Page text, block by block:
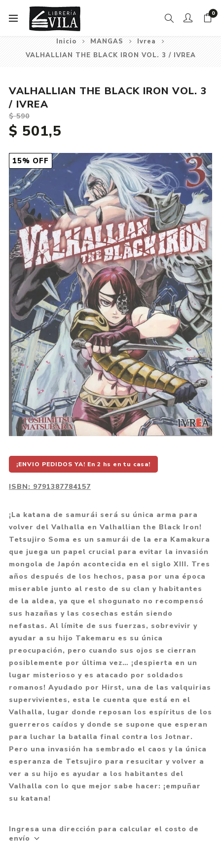
0
Inicio MANGAS
Ivrea
VALHALLIAN THE BLACK IRON VOL. 3 / IVREA
15% OFF
VALHALLIAN THE BLACK IRON VOL. 3
/ IVREA
$ 590
$ 501,5
¡ENVIO PEDIDOS YA! En 2 hs en tu casa!
ISBN: 9791387784157
¡La katana de samurái será su única arma para
volver del Valhalla en Valhallian the Black Iron!
Tetsujiro Soma es un samurái de la era Kamakura
que juega un papel crucial para evitar la invasión
mongola de Japón acontecida en el siglo XIII. Tres
años después de los hechos, pasa por una época
miserable junto al resto de su clan y habitantes
de la aldea, ya que el shogunato no recompensó
sus hazañas y las cosechas están siendo
nefastas. Al límite de sus fuerzas, sobrevivir y
ayudar a su hijo Takemaru es su única
preocupación, pero cuando sus ojos se cierran
posiblemente por última vez… ¡despierta en un
lugar misterioso y es atacado por soldados
romanos! Ayudado por Hirst, una de las valquirias
supervivientes, esta le cuenta que está en el
Valhalla, lugar donde reposan los espíritus de los
guerreros caídos y donde se supone que esperan
para luchar la batalla final contra los Jotnar.
Pero una invasión ha sembrado el caos y la única
esperanza de Tetsujiro para resucitar y volver a
ver a su hijo es ayudar a los habitantes del
Valhalla con lo que mejor sabe hacer: ¡empuñar
su katana!
Ingresa una dirección para calcular el costo de
envío